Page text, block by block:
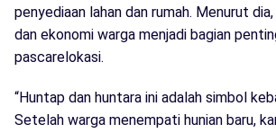
penyediaan lahan dan rumah. Menurut
dan ekonomi warga menjadi bagian
pascarelokasi.
“Huntap dan huntara ini adalah simbol
Setelah warga menempati hunian baru,